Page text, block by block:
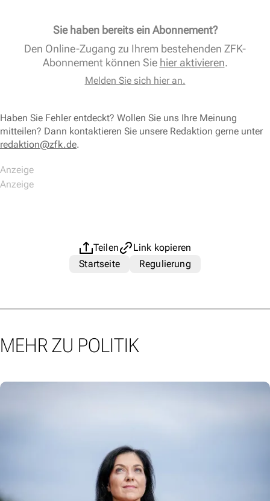
Sie haben bereits ein Abonnement?
Den Online-Zugang zu Ihrem bestehenden ZFK-
Abonnement können Sie hier aktivieren.
Melden Sie sich hier an.
Haben Sie Fehler entdeckt? Wollen Sie uns Ihre Meinung
mitteilen? Dann kontaktieren Sie unsere Redaktion gerne unter
redaktion@zfk.de.
Teilen
Link kopieren
Startseite
Regulierung
MEHR ZU POLITIK